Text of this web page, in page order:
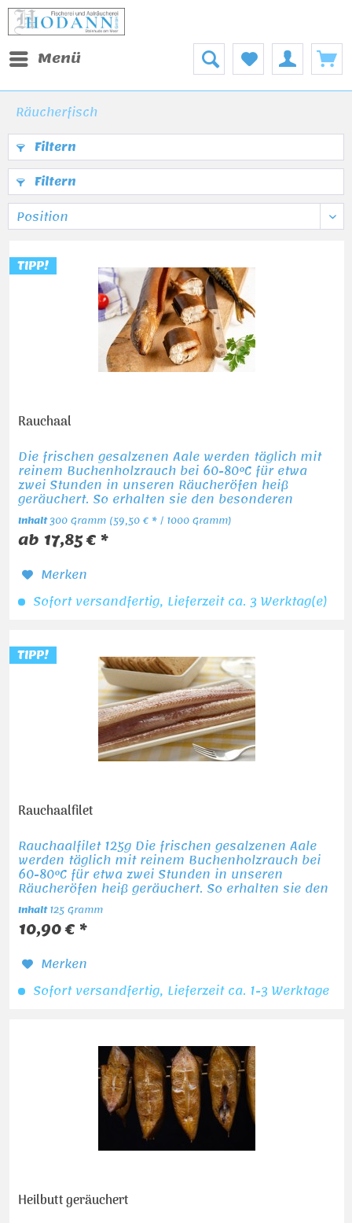
Menü
Räucherfisch
Filtern
Filtern
TIPP!
Rauchaal
Die frischen gesalzenen Aale werden täglich mit
reinem Buchenholzrauch bei 60-80°C für etwa
zwei Stunden in unseren Räucheröfen heiß
geräuchert. So erhalten sie den besonderen
Geschmack und die goldbraune Färbung. Nach
dem Abkühlen...
Inhalt300 Gramm (59,50 € * / 1000 Gramm)
ab 17,85 € *
Merken
Sofort versandfertig, Lieferzeit ca. 3 Werktag(e)
TIPP!
Rauchaalfilet
Rauchaalfilet 125g Die frischen gesalzenen Aale
werden täglich mit reinem Buchenholzrauch bei
60-80°C für etwa zwei Stunden in unseren
Räucheröfen heiß geräuchert. So erhalten sie den
besonderen Geschmack und die goldbraune
Färbung. Nach...
Inhalt125 Gramm
10,90 € *
Merken
Sofort versandfertig, Lieferzeit ca. 1-3 Werktage
Heilbutt geräuchert